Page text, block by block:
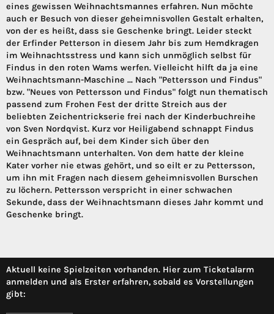
eines gewissen Weihnachtsmannes erfahren. Nun möchte
auch er Besuch von dieser geheimnisvollen Gestalt erhalten,
von der es heißt, dass sie Geschenke bringt. Leider steckt
der Erfinder Petterson in diesem Jahr bis zum Hemdkragen
im Weihnachtsstress und kann sich unmöglich selbst für
Findus in den roten Wams werfen. Vielleicht hilft da ja eine
Weihnachtsmann-Maschine ... Nach "Pettersson und Findus"
bzw. "Neues von Pettersson und Findus" folgt nun thematisch
passend zum Frohen Fest der dritte Streich aus der
beliebten Zeichentrickserie frei nach der Kinderbuchreihe
von Sven Nordqvist. Kurz vor Heiligabend schnappt Findus
ein Gespräch auf, bei dem Kinder sich über den
Weihnachtsmann unterhalten. Von dem hatte der kleine
Kater vorher nie etwas gehört, und so eilt er zu Pettersson,
um ihn mit Fragen nach diesem geheimnisvollen Burschen
zu löchern. Pettersson verspricht in einer schwachen
Sekunde, dass der Weihnachtsmann dieses Jahr kommt und
Geschenke bringt.
Aktuell keine Spielzeiten vorhanden. Hier zum Ticketalarm
anmelden und als Erster erfahren, sobald es Vorstellungen
gibt: